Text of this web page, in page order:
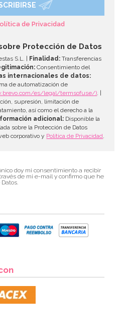
de Privacidad
Protección de Datos
S.L. | Finalidad: Transferencias
Consentimiento del
internacionales de datos:
de automatización de
es/legal/termsofuse/) . |
supresión, limitación de
así como el derecho a la
adicional: Disponible la
sobre la Protección de Datos
corporativo y Política de Privacidad
doy mi consentimiento a recibir
de mi e-mail y confirmo que he